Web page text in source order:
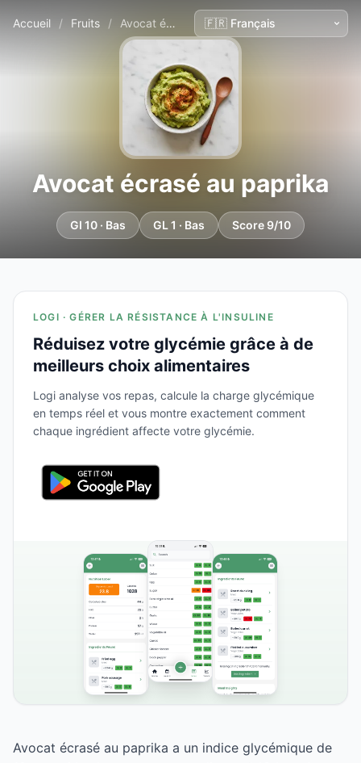
Accueil / Fruits / Avocat écrasé au paprika
Avocat écrasé au paprika
GI 10 · Bas GL 1 · Bas Score 9/10
LOGI · GÉRER LA RÉSISTANCE À L'INSULINE
Réduisez votre glycémie grâce à de
meilleurs choix alimentaires
Logi analyse vos repas, calcule la charge glycémique
en temps réel et vous montre exactement comment
chaque ingrédient affecte votre glycémie.
Avocat écrasé au paprika a un indice glycémique de